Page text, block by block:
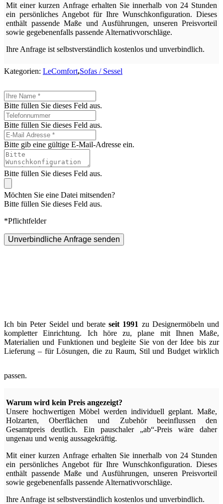
Mit einer kurzen Anfrage erhalten Sie innerhalb von 24 Stunden
ein persönliches Angebot für Ihre Wunschkonfiguration. Dieses
enthält passende Maße und Ausführungen, unseren Preisvorteil
sowie gegebenenfalls passende Alternativvorschläge.
Ihre Anfrage ist selbstverständlich kostenlos und unverbindlich.
Kategorien: LeComfort,Sofas / Sessel
Bitte füllen Sie dieses Feld aus.
Bitte füllen Sie dieses Feld aus.
Bitte gib eine gültige E-Mail-Adresse ein.
Bitte füllen Sie dieses Feld aus.
Möchten Sie eine Datei mitsenden?
Bitte füllen Sie dieses Feld aus.
*Pflichtfelder
Unverbindliche Anfrage senden
Ich bin Peter Seidel und berateseit 1991 zu Designermöbeln und
kompletter Einrichtung. Ich höre zu, plane mit Ihnen Maße,
Materialien und Funktionen und begleite Sie von der Idee bis zur
Lieferung – für Lösungen, die zu Raum, Stil und Budget wirklich
passen.
Warum wird kein Preis angezeigt?
Unsere hochwertigen Möbel werden individuell geplant. Maße,
Holzarten, Oberflächen und Zubehör beeinflussen den
Gesamtpreis deutlich. Ein pauschaler „ab“-Preis wäre daher
ungenau und wenig aussagekräftig.
Mit einer kurzen Anfrage erhalten Sie innerhalb von 24 Stunden
ein persönliches Angebot für Ihre Wunschkonfiguration. Dieses
enthält passende Maße und Ausführungen, unseren Preisvorteil
sowie gegebenenfalls passende Alternativvorschläge.
Ihre Anfrage ist selbstverständlich kostenlos und unverbindlich.